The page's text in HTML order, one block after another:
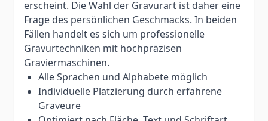
erscheint. Die Wahl der Gravurart ist daher eine
Frage des persönlichen Geschmacks. In beiden
Fällen handelt es sich um professionelle
Gravurtechniken mit hochpräzisen
Graviermaschinen.
Alle Sprachen und Alphabete möglich
Individuelle Platzierung durch erfahrene
Graveure